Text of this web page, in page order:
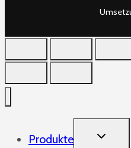
Produkte TOGGLE
CHILD